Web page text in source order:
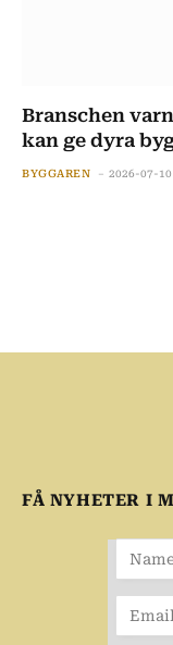
Branschen
kan ge dyra
BYGGAREN 2026-07-10
FÅ NYHETER I